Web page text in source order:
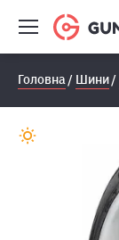
Головна Шини